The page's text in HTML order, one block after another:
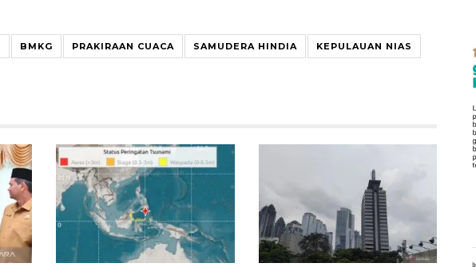
BMKG PRAKIRAAN CUACA SAMUDERA HINDIA KEPULAUAN NIAS